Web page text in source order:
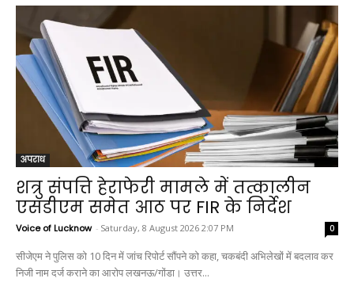
अपराध
शत्रु संपत्ति हेराफेरी मामले में तत्कालीन
एसडीएम समेत आठ पर FIR के निर्देश
Voice of Lucknow - Saturday, 8 August 2026 2:07 PM 0
सीजेएम ने पुलिस को 10 दिन में जांच रिपोर्ट सौंपने को कहा, चकबंदी अभिलेखों में बदलाव कर
निजी नाम दर्ज कराने का आरोप लखनऊ/गोंडा। उत्तर...